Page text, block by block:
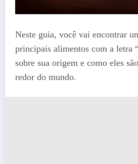
Neste guia, você vai encontrar
principais alimentos com a letra
sobre sua origem e como eles
redor do mundo.